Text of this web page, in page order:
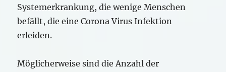
Systemerkrankung, die wenige Menschen
befällt, die eine Corona Virus Infektion
erleiden.
Möglicherweise sind die Anzahl der